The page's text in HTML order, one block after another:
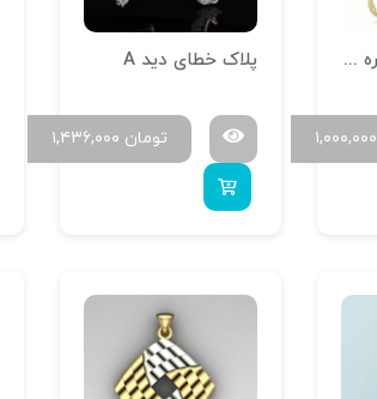
ست آویز و گوشواره دایره پیچشی
۱,۰۰۰,۰۰۰
پلاک خطای دید A
۱,۴۳۶,۰۰۰ تومان